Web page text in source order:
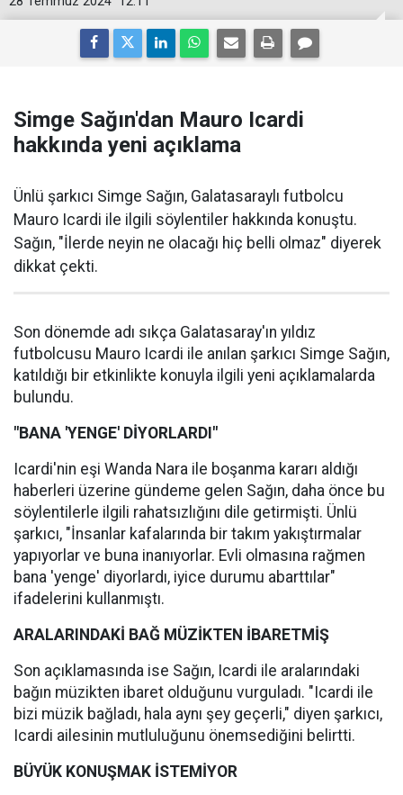
Simge Sağın'dan Mauro Icardi
hakkında yeni açıklama
Ünlü şarkıcı Simge Sağın, Galatasaraylı futbolcu
Mauro Icardi ile ilgili söylentiler hakkında konuştu.
Sağın, "İlerde neyin ne olacağı hiç belli olmaz" diyerek
dikkat çekti.
Son dönemde adı sıkça Galatasaray'ın yıldız
futbolcusu Mauro Icardi ile anılan şarkıcı Simge Sağın,
katıldığı bir etkinlikte konuyla ilgili yeni açıklamalarda
bulundu.
"BANA 'YENGE' DİYORLARDI"
Icardi'nin eşi Wanda Nara ile boşanma kararı aldığı
haberleri üzerine gündeme gelen Sağın, daha önce bu
söylentilerle ilgili rahatsızlığını dile getirmişti. Ünlü
şarkıcı, "İnsanlar kafalarında bir takım yakıştırmalar
yapıyorlar ve buna inanıyorlar. Evli olmasına rağmen
bana 'yenge' diyorlardı, iyice durumu abarttılar"
ifadelerini kullanmıştı.
ARALARINDAKİ BAĞ MÜZİKTEN İBARETMİŞ
Son açıklamasında ise Sağın, Icardi ile aralarındaki
bağın müzikten ibaret olduğunu vurguladı. "Icardi ile
bizi müzik bağladı, hala aynı şey geçerli," diyen şarkıcı,
Icardi ailesinin mutluluğunu önemsediğini belirtti.
BÜYÜK KONUŞMAK İSTEMİYOR